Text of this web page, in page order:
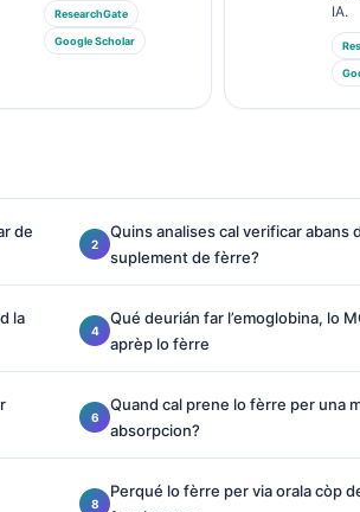
ResearchGate
Google Scholar
IA.
de
Quins analises cal verificar abans
suplement de fèrre?
la
Qué deurián far l’emoglobina, lo
aprèp lo fèrre
Quand cal prene lo fèrre per una
absorpcion?
Perqué lo fèrre per via orala còp